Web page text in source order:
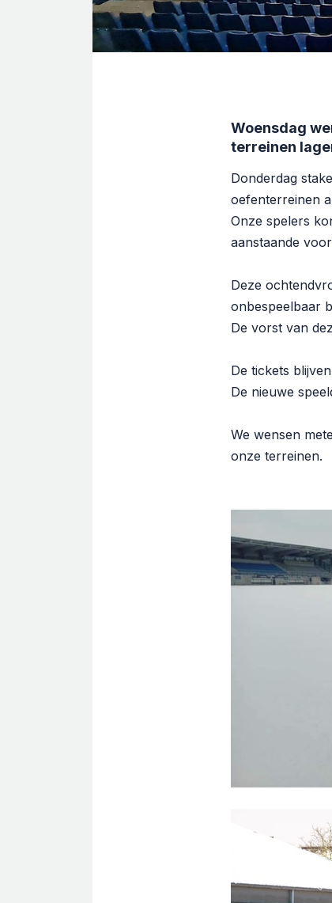
Woensdag
terreinen
Donderdag
oefenterreinen
Onze spelers
aanstaande
Deze
onbespeelbaar
De vorst van
De tickets
De nieuwe
We wensen
onze terreinen.